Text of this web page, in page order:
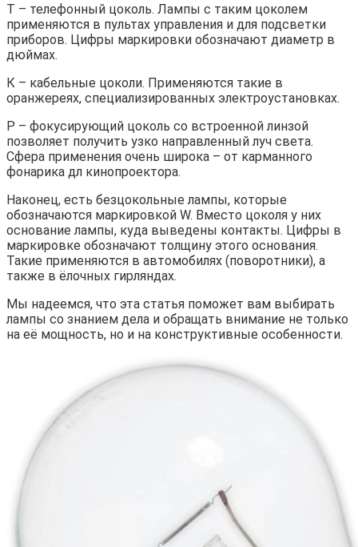
Т – телефонный цоколь. Лампы с таким цоколем
применяются в пультах управления и для подсветки
приборов. Цифры маркировки обозначают диаметр в
дюймах.
К – кабельные цоколи. Применяются такие в
оранжереях, специализированных электроустановках.
Р – фокусирующий цоколь со встроенной линзой
позволяет получить узко направленный луч света.
Сфера применения очень широка – от карманного
фонарика дл кинопроектора.
Наконец, есть безцокольные лампы, которые
обозначаются маркировкой W. Вместо цоколя у них
основание лампы, куда выведены контакты. Цифры в
маркировке обозначают толщину этого основания.
Такие применяются в автомобилях (поворотники), а
также в ёлочных гирляндах.
Мы надеемся, что эта статья поможет вам выбирать
лампы со знанием дела и обращать внимание не только
на её мощность, но и на конструктивные особенности.